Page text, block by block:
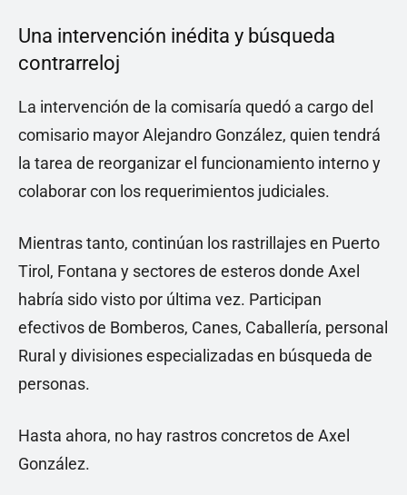
Una intervención inédita y búsqueda
contrarreloj
La intervención de la comisaría quedó a cargo del
comisario mayor Alejandro González, quien tendrá
la tarea de reorganizar el funcionamiento interno y
colaborar con los requerimientos judiciales.
Mientras tanto, continúan los rastrillajes en Puerto
Tirol, Fontana y sectores de esteros donde Axel
habría sido visto por última vez. Participan
efectivos de Bomberos, Canes, Caballería, personal
Rural y divisiones especializadas en búsqueda de
personas.
Hasta ahora, no hay rastros concretos de Axel
González.